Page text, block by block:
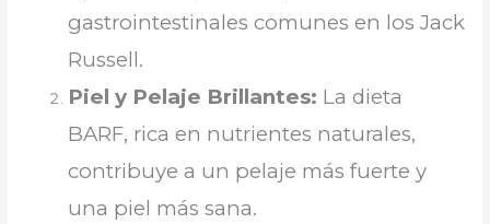
gastrointestinales comunes en los Jack
Russell.
Piel y Pelaje Brillantes: La dieta
BARF, rica en nutrientes naturales,
contribuye a un pelaje más fuerte y
una piel más sana.